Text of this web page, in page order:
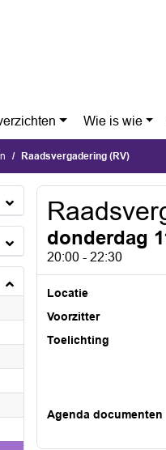
Wie is wie
Raadsvergadering (RV)
donderdag
20:00 - 22:30
Locatie
Voorzitter
Toelichting
Agenda documenten